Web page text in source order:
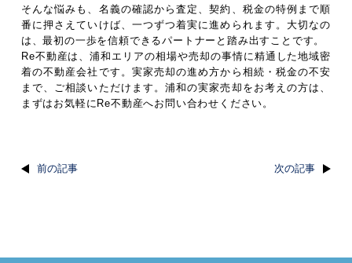
そんな悩みも、名義の確認から査定、契約、税金の特例まで順
番に押さえていけば、一つずつ着実に進められます。大切なの
は、最初の一歩を信頼できるパートナーと踏み出すことです。
Re不動産は、浦和エリアの相場や売却の事情に精通した地域密
着の不動産会社です。実家売却の進め方から相続・税金の不安
まで、ご相談いただけます。浦和の実家売却をお考えの方は、
まずはお気軽にRe不動産へお問い合わせください。
前の記事 次の記事